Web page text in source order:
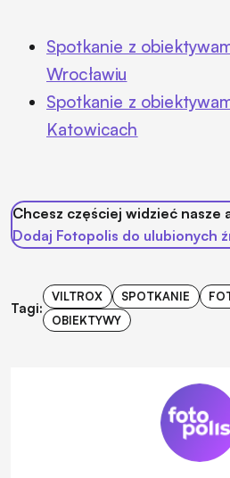
Spotkanie z
Wrocławiu
Spotkanie z
Katowicach
Chcesz częściej widzieć nasze
Dodaj Fotopolis do ulubionych
Tagi:
VILTROX SPOTKANIE
OBIEKTYWY